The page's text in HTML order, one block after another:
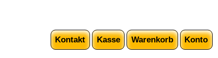
Kontakt Kasse Warenkorb Konto